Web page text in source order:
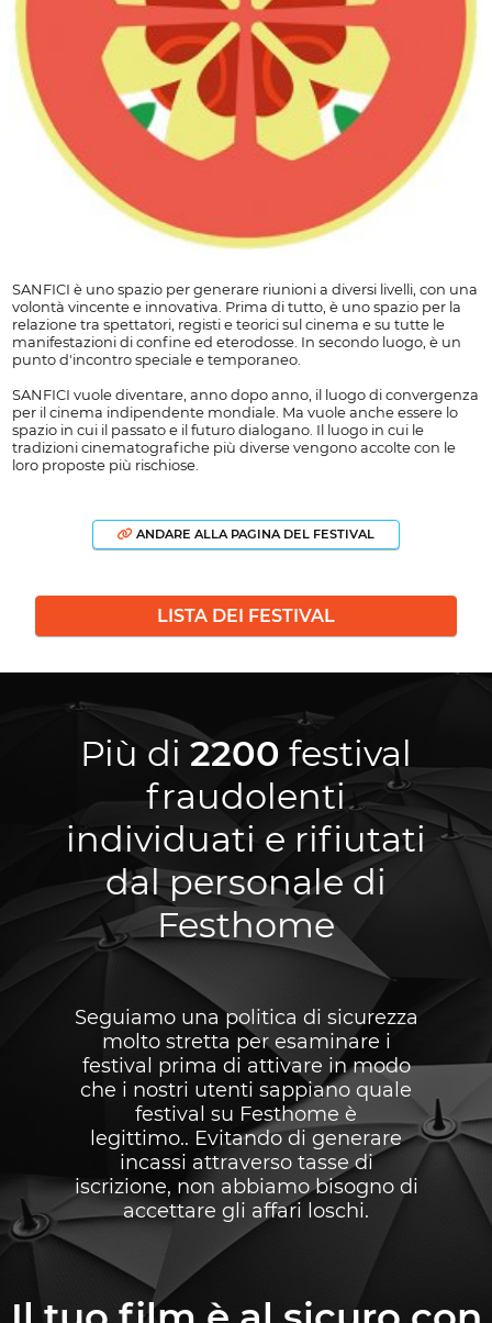
SANFICI è uno spazio per generare riunioni a diversi livelli, con una
volontà vincente e innovativa. Prima di tutto, è uno spazio per la
relazione tra spettatori, registi e teorici sul cinema e su tutte le
manifestazioni di confine ed eterodosse. In secondo luogo, è un
punto d'incontro speciale e temporaneo.
SANFICI vuole diventare, anno dopo anno, il luogo di convergenza
per il cinema indipendente mondiale. Ma vuole anche essere lo
spazio in cui il passato e il futuro dialogano. Il luogo in cui le
tradizioni cinematografiche più diverse vengono accolte con le
loro proposte più rischiose.
ANDARE ALLA PAGINA DEL FESTIVAL
LISTA DEI FESTIVAL
Più di 2200 festival
fraudolenti
individuati e rifiutati
dal personale di
Festhome
Seguiamo una politica di sicurezza
molto stretta per esaminare i
festival prima di attivare in modo
che i nostri utenti sappiano quale
festival su Festhome è
legittimo.. Evitando di generare
incassi attraverso tasse di
iscrizione, non abbiamo bisogno di
accettare gli affari loschi.